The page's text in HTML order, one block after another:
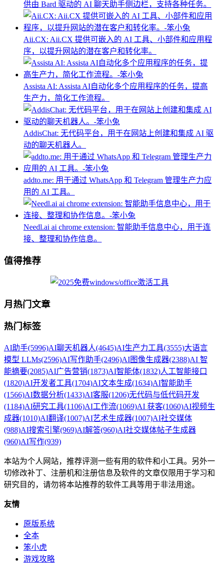
供由 Bard 驱动的 AI 聊天助手侧边栏，支持各种任务。
Aii.CX: Aii.CX 提供可嵌入的 AI 工具、小部件和应用程
序，以提升网站的潜在客户和转化率。
Assista AI: Assista AI自动化多个应用程序的任务，提高
生产力，简化工作流程。
AddisChat: 无代码平台，用于在网站上创建和集成 AI 驱
动的聊天机器人。
addto.me: 用于通过 WhatsApp 和 Telegram 管理生产力应
用的 AI 工具。
Needl.ai ai chrome extension: 智能助手信息中心，用于连
接、整理和协作信息。
值得推荐
月热门文章
热门标签
AI助手(5996)AI聊天机器人(4645)AI生产力工具(3555)大语言
模型 LLMs(2596)AI写作助手(2496)AI图像生成器(2388)AI 智
能摘要(2085)AI广告营销(1873)AI智能体(1832)人工智能接口
(1820)AI开发者工具(1704)AI文本生成(1634)AI智能助手
(1566)AI数据分析(1433)AI客服(1206)无代码与低代码开发
(1184)AI研究工具(1106)AI工作流(1069)AI 获客(1060)AI视频生
成器(1010)AI翻译(1007)AI艺术生成器(1007)AI社交媒体
(988)AI搜索引擎(969)AI解答(960)AI社交媒体帖子生成器
(960)AI写作(939)
本站为个人网站，推荐评测一些有用的软件和小工具。另外一
切修改补丁、注册机和注册信息及软件的文章仅限用于学习和
研究目的，请勿将本站推荐的软件工具等用于非法用途。
友情
原版系统
全本
笨小虎
游戏攻略